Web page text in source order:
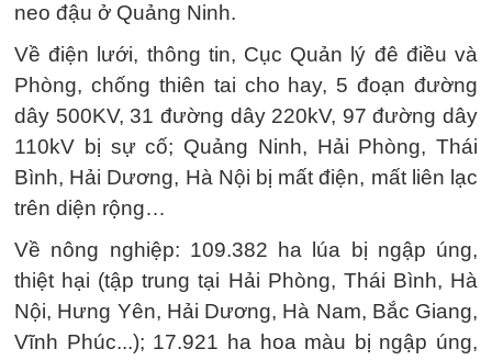
neo đậu ở Quảng Ninh.
Về điện lưới, thông tin, Cục Quản lý đê điều và
Phòng, chống thiên tai cho hay, 5 đoạn đường
dây 500KV, 31 đường dây 220kV, 97 đường dây
110kV bị sự cố; Quảng Ninh, Hải Phòng, Thái
Bình, Hải Dương, Hà Nội bị mất điện, mất liên lạc
trên diện rộng…
Về nông nghiệp: 109.382 ha lúa bị ngập úng,
thiệt hại (tập trung tại Hải Phòng, Thái Bình, Hà
Nội, Hưng Yên, Hải Dương, Hà Nam, Bắc Giang,
Vĩnh Phúc...); 17.921 ha hoa màu bị ngập úng,